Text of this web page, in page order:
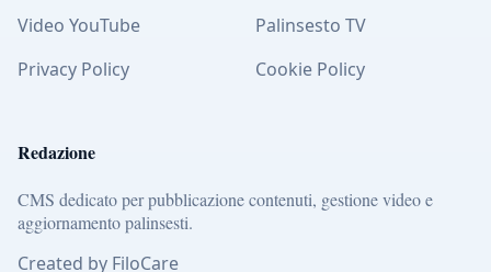
Video YouTube
Palinsesto TV
Privacy Policy
Cookie Policy
Redazione
CMS dedicato per pubblicazione contenuti, gestione video e
aggiornamento palinsesti.
Created by FiloCare